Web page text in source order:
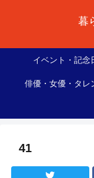
暮
イベント・記念
俳優・女優・タレ
41